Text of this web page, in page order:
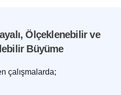
Ölçeklenebilir ve
Büyüme
çalışmalarda;